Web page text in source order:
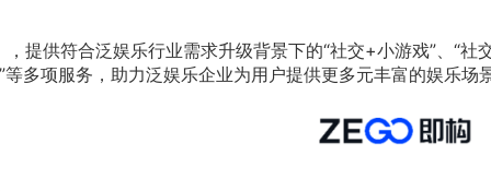
提供符合泛娱乐行业需求升级背景下的“社交+小游戏”、“社
等多项服务，助力泛娱乐企业为用户提供更多元丰富的娱乐场